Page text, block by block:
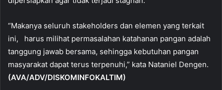
“Makanya seluruh stakeholders dan elemen yang terkait
ini, harus milihat permasalahan katahanan pangan adalah
tanggung jawab bersama, sehingga kebutuhan pangan
masyarakat dapat terus terpenuhi,” kata Nataniel Dengen.
(AVA/ADV/DISKOMINFOKALTIM)